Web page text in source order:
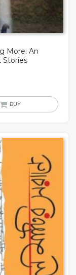
More: An
Stories
BUY